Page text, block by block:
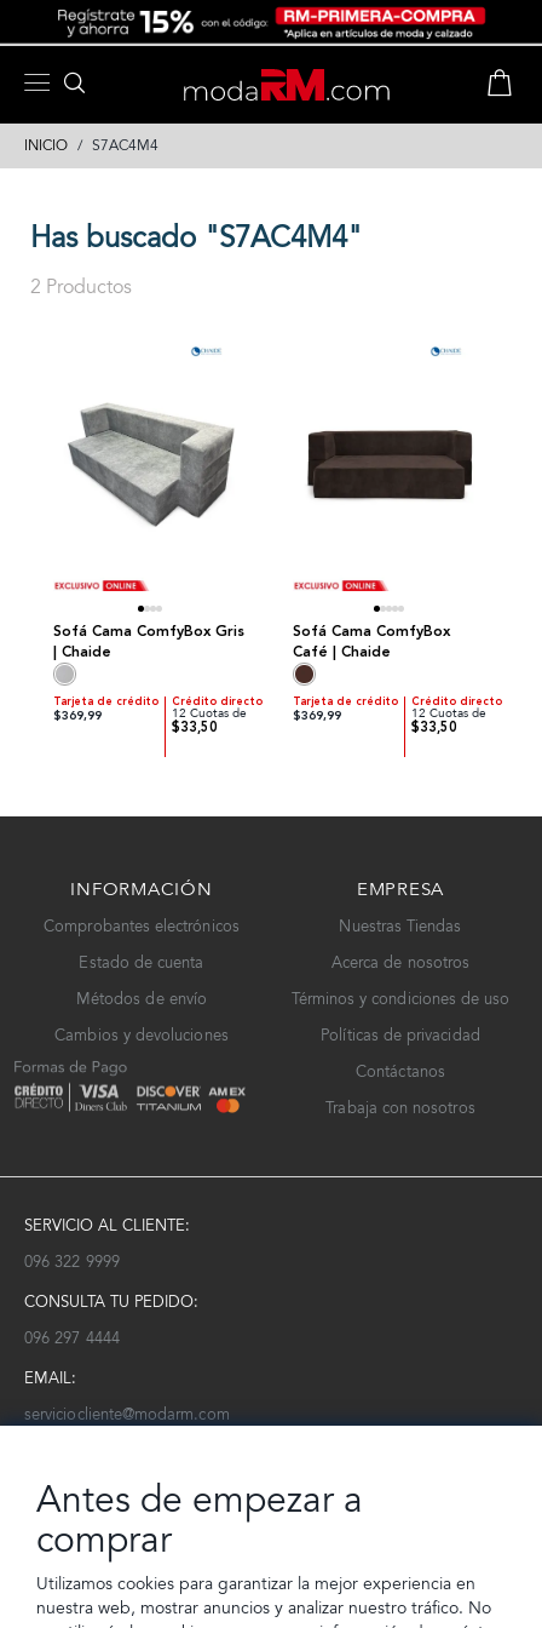
INICIO S7AC4M4
Has buscado "S7AC4M4"
2 Productos
Sofá Cama ComfyBox Gris
| Chaide
Tarjeta de crédito
$369,99
Crédito directo
12 Cuotas de
$33,50
Sofá Cama ComfyBox
Café | Chaide
Tarjeta de crédito
$369,99
Crédito directo
12 Cuotas de
$33,50
INFORMACIÓN
Comprobantes electrónicos
Estado de cuenta
Métodos de envío
Cambios y devoluciones
EMPRESA
Nuestras Tiendas
Acerca de nosotros
Términos y condiciones de uso
Políticas de privacidad
Contáctanos
Trabaja con nosotros
SERVICIO AL CLIENTE:
096 322 9999
CONSULTA TU PEDIDO:
096 297 4444
EMAIL:
serviciocliente@modarm.com
Conoce toda la información sobre últimas colecciones, eventos y
Subscríbete a nuestro newsletter
SUSCRIBIRSE
Antes de empezar a
comprar
Utilizamos cookies para garantizar la mejor experiencia en
nuestra web, mostrar anuncios y analizar nuestro tráfico. No